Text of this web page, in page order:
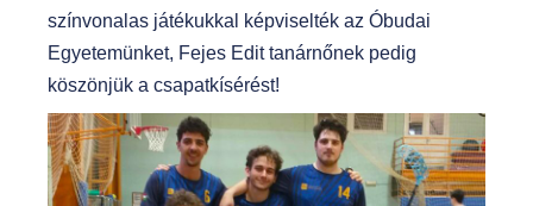
színvonalas játékukkal képviselték az Óbudai
Egyetemünket, Fejes Edit tanárnőnek pedig
köszönjük a csapatkísérést!